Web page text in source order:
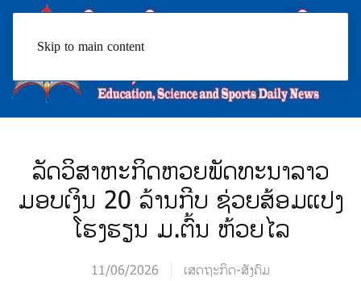
Skip to main content
ລັດວິສາຫະກິດຫວຍພັດທະນາລາວ
ມອບເງິນ 20 ລ້ານກີບ ຊ່ວຍສ້ອມແປງ
ໂຮງຮຽນ ມ.ຕົ້ນ ຫ້ວຍໄລ
11/06/2026 ເສດຖະກິດ-ສັງຄົມ